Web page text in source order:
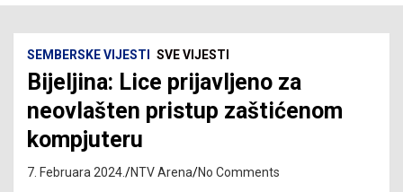
SEMBERSKE VIJESTI SVE VIJESTI
Bijeljina: Lice prijavljeno za
neovlašten pristup zaštićenom
kompjuteru
7. Februara 2024. NTV Arena No Comments